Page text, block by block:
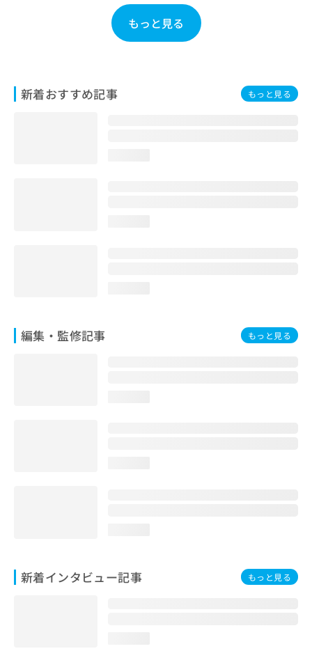
もっと見る
新着おすすめ記事 もっと見る
編集・監修記事 もっと見る
新着インタビュー記事 もっと見る
は